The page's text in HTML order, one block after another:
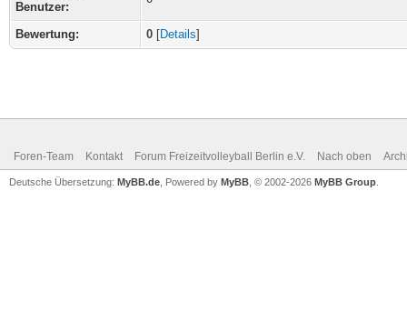
Benutzer:
Bewertung: 0 [Details]
Foren-Team Kontakt Forum Freizeitvolleyball Berlin e.V. Nach oben
Deutsche Übersetzung: MyBB.de , Powered by MyBB , © 2002-2026 MyBB Group